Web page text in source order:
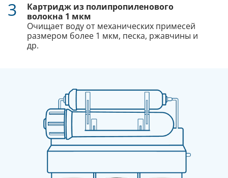
3
Картридж из полипропиленового
волокна 1 мкм
Очищает воду от механических примесей
размером более 1 мкм, песка, ржавчины и
др.